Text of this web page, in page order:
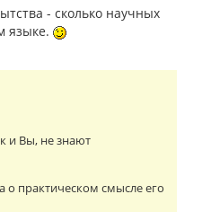
- сколько научных
языке.
и Вы, не знают
о практическом смысле его